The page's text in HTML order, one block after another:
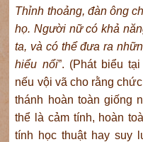
Thỉnh thoảng, đàn ông
họ. Người nữ có khả
ta, và có thể đưa ra
hiểu nổi”. (Phát biểu
nếu vội vã cho rằng
thánh hoàn toàn giống
thể là cảm tính, hoàn
tính học thuật hay suy